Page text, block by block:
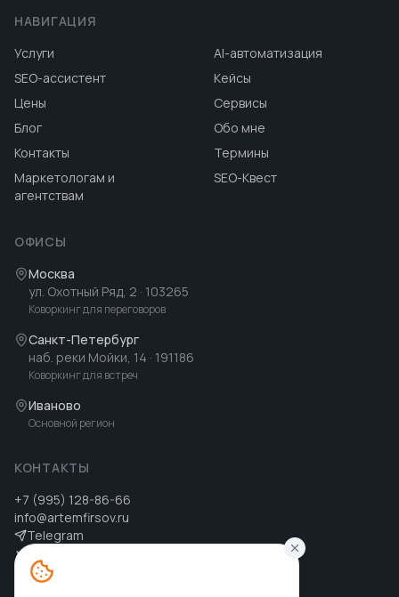
НАВИГАЦИЯ
Услуги
AI-автоматизация
SEO-ассистент
Кейсы
Цены
Сервисы
Блог
Обо мне
Контакты
Термины
Маркетологам и
агентствам
SEO-Квест
ОФИСЫ
Москва
ул. Охотный Ряд, 2 · 103265
Коворкинг для переговоров
Санкт-Петербург
наб. реки Мойки, 14 · 191186
Коворкинг для встреч
Иваново
Основной регион
КОНТАКТЫ
+7 (995) 128-86-66
info@artemfirsov.ru
Telegram
MAX MAX